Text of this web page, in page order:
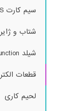
سیم کارت GSM – GPRS
شتاب و
شیلد Multifunction
قطعات
لحیم کاری